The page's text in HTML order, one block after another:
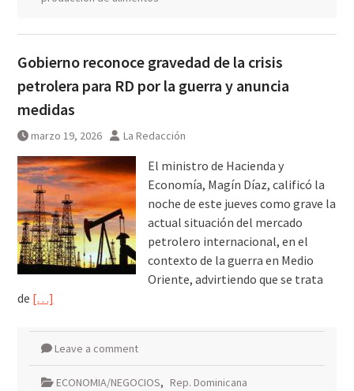
Gobierno reconoce gravedad de la crisis
petrolera para RD por la guerra y anuncia
medidas
marzo 19, 2026 La Redacción
El ministro de Hacienda y
Economía, Magín Díaz, calificó la
noche de este jueves como grave la
actual situación del mercado
petrolero internacional, en el
contexto de la guerra en Medio
Oriente, advirtiendo que se trata
de […]
Leave a comment
ECONOMIA/NEGOCIOS, Rep. Dominicana